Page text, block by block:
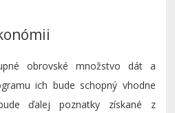
obrovské množstvo dát a
ich bude schopný vhodne
ďalej poznatky získané z